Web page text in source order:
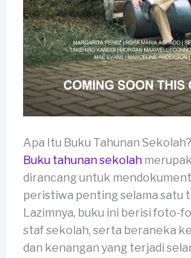
Apa Itu Buku Tahunan Sekolah?
Buku tahunan sekolah
dirancang untuk
peristiwa penting selama satu
Lazimnya, buku ini berisi foto-
staf sekolah, serta beraneka
dan kenangan yang terjadi